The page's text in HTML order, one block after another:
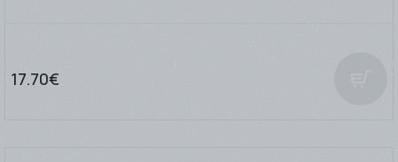
17.70€